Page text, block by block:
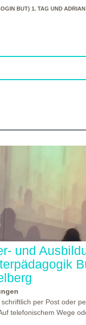
BUT) 1. TAG UND
und
schriftlich per Post oder
telefonischem Wege